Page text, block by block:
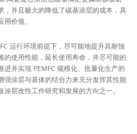
，并且极大的降低了碳基涂层的成本，具
价值。
运行环境前提下，尽可能地提升其耐蚀
的使用性能，延长使用寿命，并尽可能的
进并实现 PEMFC 规模化、批量化生产的
强涂层与基体的结合力来充分发挥其性能
层改性工作研究和发展的方向之一。